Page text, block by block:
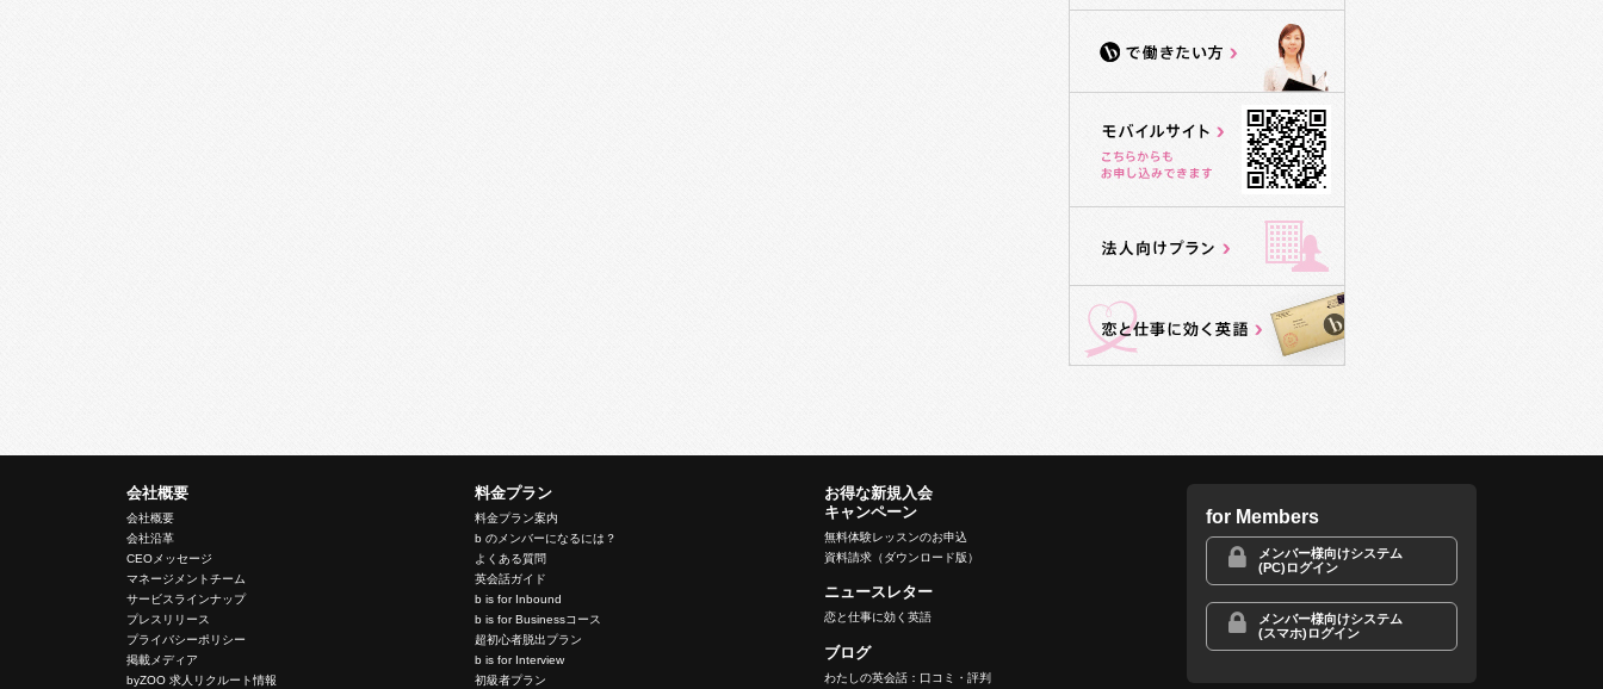
会社概要
会社概要
会社沿革
CEOメッセージ
マネージメントチーム
サービスラインナップ
プレスリリース
プライバシーポリシー
掲載メディア
byZOO 求人リクルート情報
料金プラン
料金プラン案内
b のメンバーになるには？
よくある質問
英会話ガイド
b is for Inbound
b is for Businessコース
超初心者脱出プラン
b is for Interview
初級者プラン
お得な新規入会
キャンペーン
無料体験レッスンのお申込
資料請求（ダウンロード版）
ニュースレター
恋と仕事に効く英語
ブログ
わたしの英会話：口コミ・評判
for Members
メンバー様向けシステム
(PC)ログイン
メンバー様向けシステム
(スマホ)ログイン